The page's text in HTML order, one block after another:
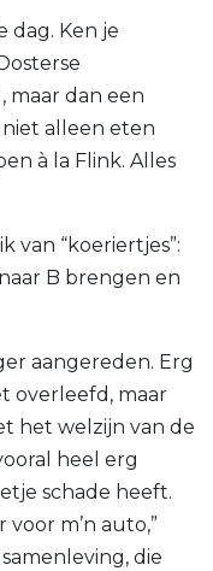
dag. Ken je
maar dan een
alleen eten
à la Flink. Alles
van “koeriertjes”:
B brengen en
aangereden. Erg
overleefd, maar
het welzijn van de
heel erg
schade heeft.
m’n auto,”
die